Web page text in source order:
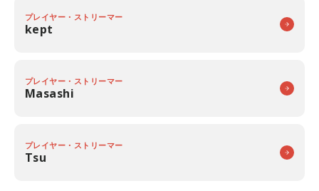
プレイヤー・ストリーマー
kept
プレイヤー・ストリーマー
Masashi
プレイヤー・ストリーマー
Tsu